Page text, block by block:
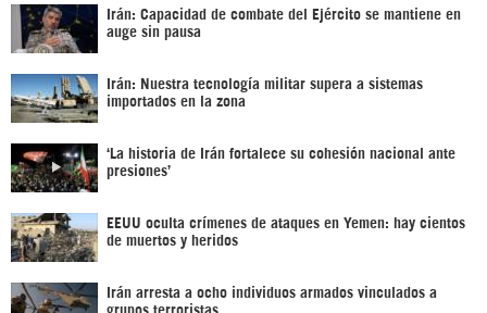
Irán: Capacidad de combate del Ejército se mantiene en
auge sin pausa
Irán: Nuestra tecnología militar supera a sistemas
importados en la zona
‘La historia de Irán fortalece su cohesión nacional ante
presiones’
EEUU oculta crímenes de ataques en Yemen: hay cientos
de muertos y heridos
Irán arresta a ocho individuos armados vinculados a
grupos terroristas